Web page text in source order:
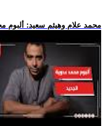
.. محمد علام وهيثم سعيد: ألبوم